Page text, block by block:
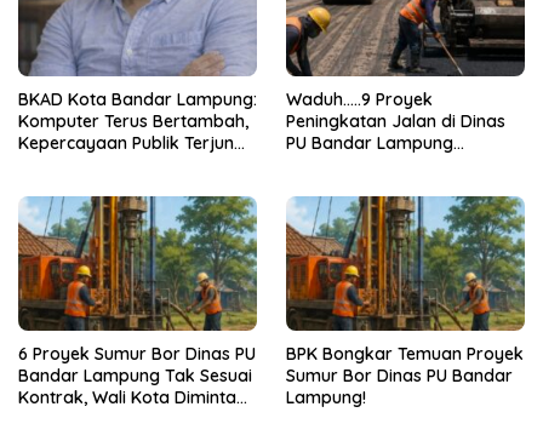
BKAD Kota Bandar Lampung:
Komputer Terus Bertambah,
Kepercayaan Publik Terjun
Waduh…..9 Proyek
Peningkatan Jalan di Dinas
PU Bandar Lampung
6 Proyek Sumur Bor Dinas PU
Bandar Lampung Tak Sesuai
Kontrak, Wali Kota Diminta
BPK Bongkar Temuan Proyek
Sumur Bor Dinas PU Bandar
Lampung!